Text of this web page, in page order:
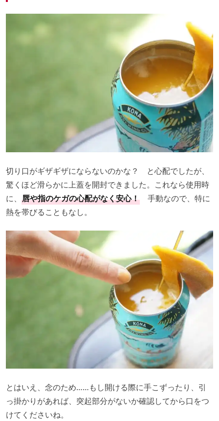
切り口がギザギザにならないのかな？ と心配でしたが、
驚くほど滑らかに上蓋を開封できました。これなら使用時
に、 唇や指のケガの心配がなく安心！ 手動なので、特に
熱を帯びることもなし。
とはいえ、念のため……もし開ける際に手こずったり、引
っ掛かりがあれば、突起部分がないか確認してから口をつ
けてくださいね。